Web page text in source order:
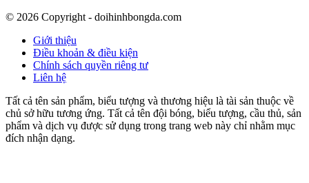
© 2026 Copyright - doihinhbongda.com
Giới thiệu
Điều khoản & điều kiện
Chính sách quyền riêng tư
Liên hệ
Tất cả tên sản phẩm, biểu tượng và thương hiệu là tài sản thuộc về
chủ sở hữu tương ứng. Tất cả tên đội bóng, biểu tượng, cầu thủ, sản
phẩm và dịch vụ được sử dụng trong trang web này chỉ nhằm mục
đích nhận dạng.